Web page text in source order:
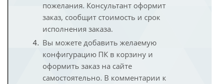
пожелания. Консультант оформит
заказ, сообщит стоимость и срок
исполнения заказа.
Вы можете добавить желаемую
конфигурацию ПК в корзину и
оформить заказ на сайте
самостоятельно. В комментарии к